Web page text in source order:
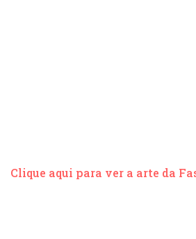
Clique aqui para ver a arte da